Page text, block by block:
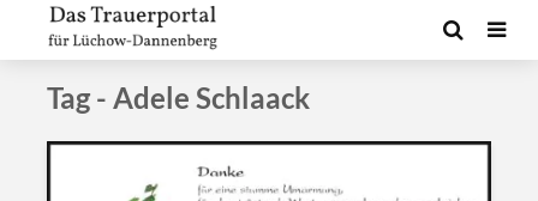
Tag - Adele Schlaack